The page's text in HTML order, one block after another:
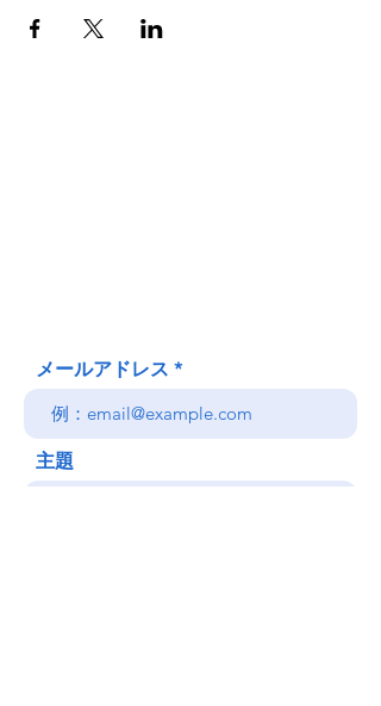
メールアドレス
主題